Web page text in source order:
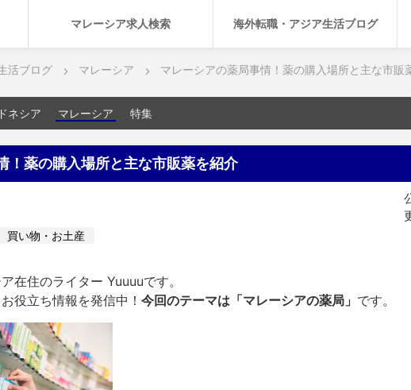
マレーシア求人検索 海外転職・アジア生活ブログ
活ブログ マレーシア マレーシアの薬局事情！薬の購入場所と主な市販
ネシア マレーシア 特集
！薬の購入場所と主な市販薬を紹介
買い物・お土産
在住のライター Yuuuuです。
役立ち情報を発信中！ 今回のテーマは「マレーシアの薬局」 です。